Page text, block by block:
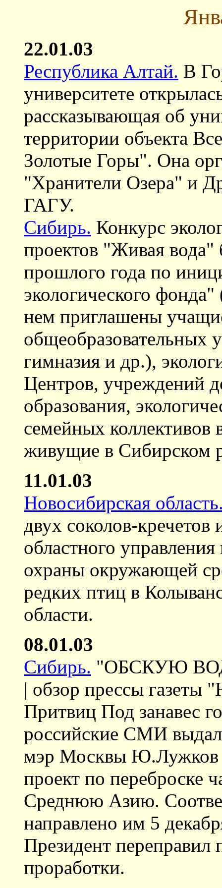
22.01.03
Республика Алтай. В
университете
рассказывающая об
территории объекта
Золотые Горы". Она
"Хранители Озера" и
ГАГУ.
Сибирь. Конкурс
проектов "Живая вода"
прошлого года по
экологического
нем приглашены
общеобразовательных
гимназия и др.),
Центров, учреждений
образования,
семейных коллективов
живущие в Сибирском
11.01.03
Новосибирская
двух соколов-кречетов
областного
охраны окружающей
редких птиц в
области.
08.01.03
Сибирь. "ОБСКУЮ
| обзор прессы газеты
Притвиц Под занавес
российские СМИ
мэр Москвы Ю.Лужков
проект по переброске
Среднюю Азию.
направлено им 5
Президент переправил
проработки.